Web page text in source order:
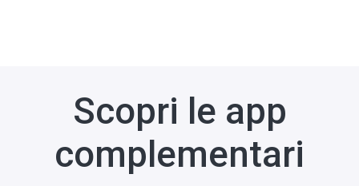
Scopri le app
complementari